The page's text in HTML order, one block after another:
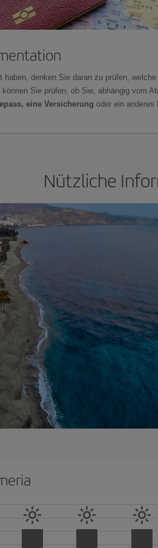
haben, denken Sie daran zu prüfen, welche
Sie prüfen, ob Sie, abhängig vom
eine Versicherung oder ein anderes
Nützliche